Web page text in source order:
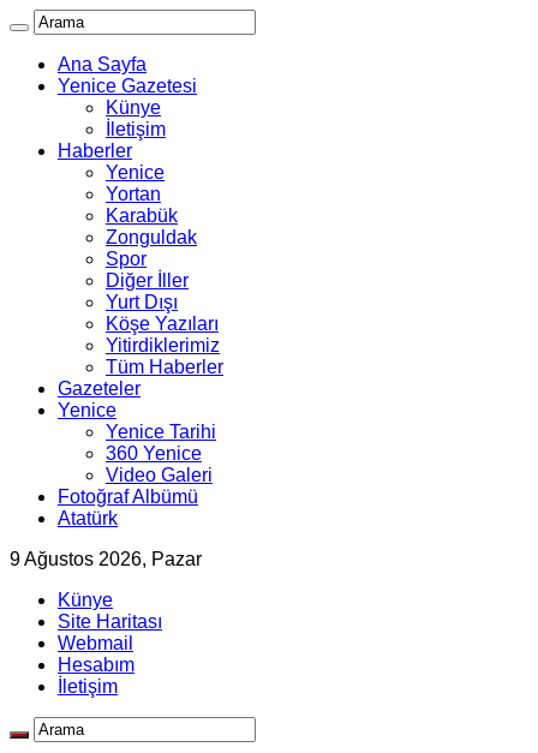
Ana Sayfa
Yenice Gazetesi
Künye
İletişim
Haberler
Yenice
Yortan
Karabük
Zonguldak
Spor
Diğer İller
Yurt Dışı
Köşe Yazıları
Yitirdiklerimiz
Tüm Haberler
Gazeteler
Yenice
Yenice Tarihi
360 Yenice
Video Galeri
Fotoğraf Albümü
Atatürk
9 Ağustos 2026, Pazar
Künye
Site Haritası
Webmail
Hesabım
İletişim